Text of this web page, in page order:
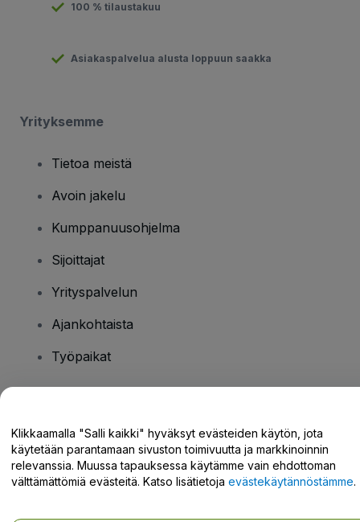
100 % tilaustakuu
Asiakaspalvelua alusta loppuun saakka
Yrityksemme
Tietoa meistä
Avoin jakelu
Kumppanuusohjelma
Sijoittajat
Yrityspalvelun
Ajankohtaista
Työpaikat
Tukikeskus / Ota meihin yhteyttä
Klikkaamalla "Salli kaikki" hyväksyt evästeiden käytön, jota
käytetään parantamaan sivuston toimivuutta ja markkinoinnin
relevanssia. Muussa tapauksessa käytämme vain ehdottoman
välttämättömiä evästeitä. Katso lisätietoja evästekäytännöstämme.